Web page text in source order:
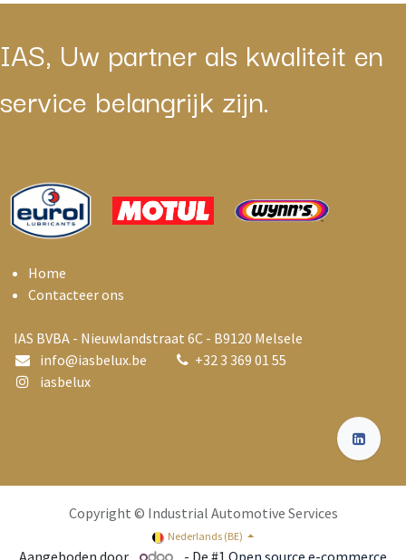
IAS, Uw partner als kwaliteit en
service belangrijk zijn.
Home
Contacteer ons
IAS BVBA - Nieuwlandstraat 6C - B9120 Melsele
info@iasbelux.be +32 3 369 01 55
iasbelux
Copyright © Industrial Automotive Services
Nederlands (BE)
Aangeboden door - De #1 Open source e-commerce